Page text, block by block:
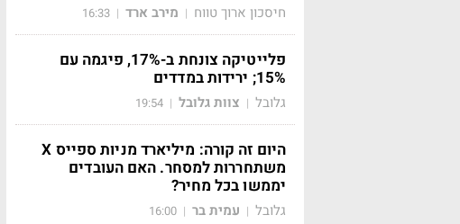
חיסכון ארוך טווח | מירב ארד |
16:33
פלייטיקה צונחת ב-17%, פיגמה עם
15%; ירידות במדדים
גלובל | צוות גלובל |
19:54
היום זה קורה: מיליארד מניות ספייס X
משתחררות למסחר. האם העובדים
יממשו בכל מחיר?
גלובל | עמית בר |
16:00